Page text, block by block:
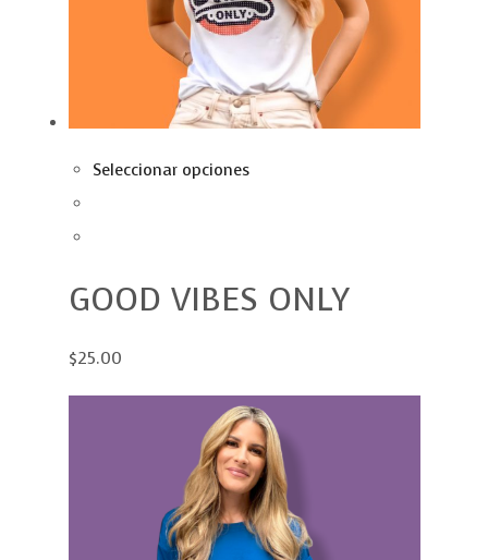
Seleccionar opciones
GOOD VIBES ONLY
$25.00